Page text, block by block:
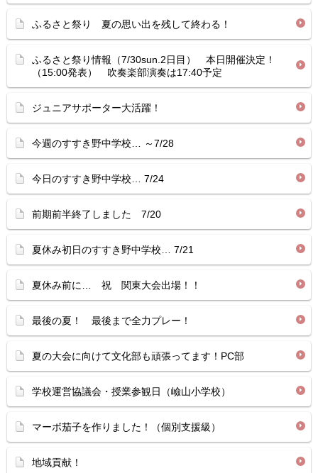
ふるさと祭り 夏の思い出を残して終わる！
ふるさと祭り情報（7/30sun.2日目） 本日開催決定！
（15:00発表） 吹奏楽部演奏は17:40予定
ジュニアサポーター大活躍！
今週のすすき野中学校… ～7/28
今日のすすき野中学校… 7/24
前期前半終了しました 7/20
夏休み初日のすすき野中学校… 7/21
夏休み前に… 祝 関東大会出場！！
最後の夏！ 最後まで全力プレー！
夏の大会に向けて文化部も頑張ってます！PC部
学校運営協議会・授業参観日（嶮山小学校）
マーボ茄子を作りました！（個別支援級）
地域貢献！